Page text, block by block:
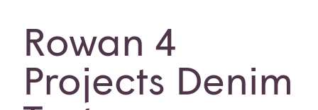
Rowan 4
Projects Denim